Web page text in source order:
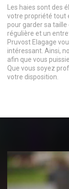
Les haies sont
votre propriété tout
pour garder sa
régulière et un
Pruvost Elagage
intéressant. Ainsi,
afin que vous
Que vous soyez
votre disposition.